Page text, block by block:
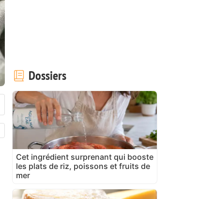
Dossiers
Cet ingrédient surprenant qui booste
les plats de riz, poissons et fruits de
mer